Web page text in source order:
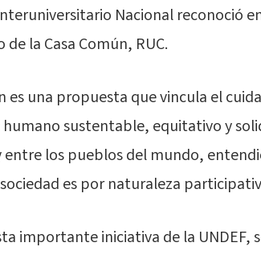
Nacional reconoció
la Casa Común, RUC.
es una propuesta que vincula el
sustentable, equitativo y
entre los pueblos del mundo,
es por naturaleza
importante iniciativa de la UNDEF,